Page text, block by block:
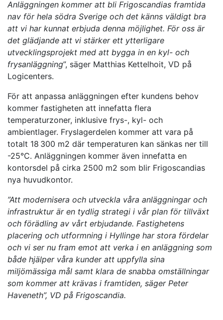
Anläggningen kommer att bli Frigoscandias framtida
nav för hela södra Sverige och det känns väldigt bra
att vi har kunnat erbjuda denna möjlighet. För oss är
det glädjande att vi stärker ett ytterligare
utvecklingsprojekt med att bygga in en kyl- och
frysanläggning”, säger Matthias Kettelhoit, VD på
Logicenters.
För att anpassa anläggningen efter kundens behov
kommer fastigheten att innefatta flera
temperaturzoner, inklusive frys-, kyl- och
ambientlager. Fryslagerdelen kommer att vara på
totalt 18 300 m2 där temperaturen kan sänkas ner till
-25°C. Anläggningen kommer även innefatta en
kontorsdel på cirka 2500 m2 som blir Frigoscandias
nya huvudkontor.
”Att modernisera och utveckla våra anläggningar och
infrastruktur är en tydlig strategi i vår plan för tillväxt
och förädling av vårt erbjudande. Fastighetens
placering och utformning i Hyllinge har stora fördelar
och vi ser nu fram emot att verka i en anläggning som
både hjälper våra kunder att uppfylla sina
miljömässiga mål samt klara de snabba omställningar
som kommer att krävas i framtiden, säger Peter
Haveneth”, VD på Frigoscandia.